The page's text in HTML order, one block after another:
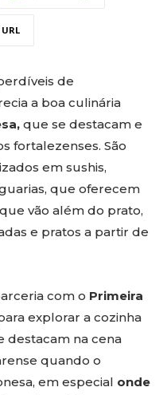
de
a boa culinária
que se destacam e
fortalezenses. São
em sushis,
que oferecem
vão além do prato,
e pratos a partir de
com o Primeira
explorar a cozinha
destacam na cena
quando o
em especial onde